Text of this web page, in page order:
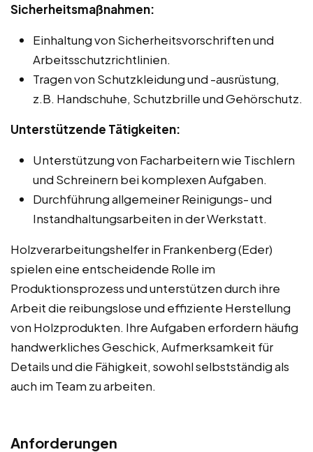
Sicherheitsmaßnahmen:
Einhaltung von Sicherheitsvorschriften und
Arbeitsschutzrichtlinien.
Tragen von Schutzkleidung und -ausrüstung,
z.B. Handschuhe, Schutzbrille und Gehörschutz.
Unterstützende Tätigkeiten:
Unterstützung von Facharbeitern wie Tischlern
und Schreinern bei komplexen Aufgaben.
Durchführung allgemeiner Reinigungs- und
Instandhaltungsarbeiten in der Werkstatt.
Holzverarbeitungshelfer in Frankenberg (Eder)
spielen eine entscheidende Rolle im
Produktionsprozess und unterstützen durch ihre
Arbeit die reibungslose und effiziente Herstellung
von Holzprodukten. Ihre Aufgaben erfordern häufig
handwerkliches Geschick, Aufmerksamkeit für
Details und die Fähigkeit, sowohl selbstständig als
auch im Team zu arbeiten.
Anforderungen